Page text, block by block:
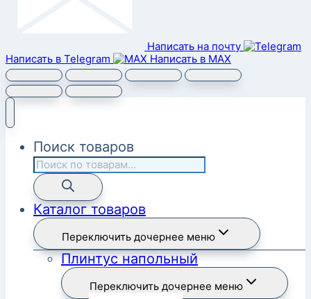
Написать на почту
Написать в Telegram
Написать в MAX
Поиск товаров
Каталог товаров
Переключить дочернее меню
Плинтус напольный
Переключить дочернее меню